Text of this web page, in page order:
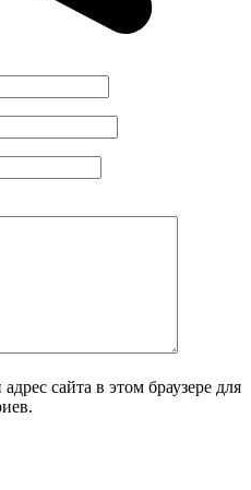
сайта в этом браузере для